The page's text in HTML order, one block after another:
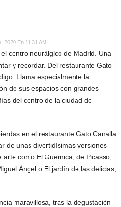
2020 En 11:31 AM
centro neurálgico de Madrid. Una
y recordar. Del restaurante Gato
Llama especialmente la
de sus espacios con grandes
del centro de la ciudad de
en el restaurante Gato Canalla
de unas divertidísimas versiones
arte como El Guernica, de Picasso;
Ángel o El jardín de las delicias,
maravillosa, tras la degustación